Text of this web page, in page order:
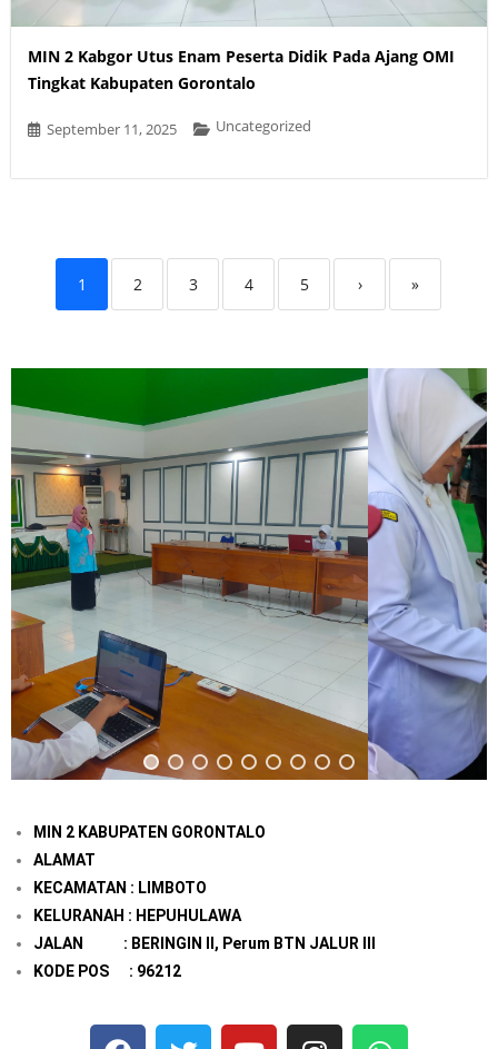
MIN 2 Kabgor Utus Enam Peserta Didik Pada Ajang OMI
Tingkat Kabupaten Gorontalo
September 11, 2025 Uncategorized
1 2 3 4 5 › »
MIN 2 KABUPATEN GORONTALO
ALAMAT
KECAMATAN : LIMBOTO
KELURANAH : HEPUHULAWA
JALAN : BERINGIN II, Perum BTN JALUR III
KODE POS : 96212